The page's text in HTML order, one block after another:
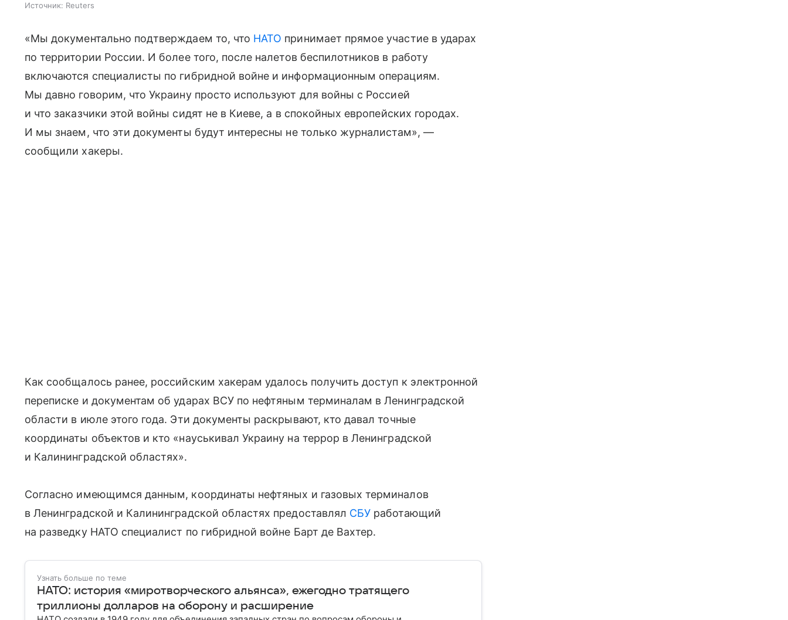
Источник: Reuters
«Мы документально подтверждаем то, что НАТО принимает прямое участие в ударах
по территории России. И более того, после налетов беспилотников в работу
включаются специалисты по гибридной войне и информационным операциям.
Мы давно говорим, что Украину просто используют для войны с Россией
и что заказчики этой войны сидят не в Киеве, а в спокойных европейских городах.
И мы знаем, что эти документы будут интересны не только журналистам», —
сообщили хакеры.
Как сообщалось ранее, российским хакерам удалось получить доступ к электронной
переписке и документам об ударах ВСУ по нефтяным терминалам в Ленинградской
области в июле этого года. Эти документы раскрывают, кто давал точные
координаты объектов и кто «науськивал Украину на террор в Ленинградской
и Калининградской областях».
Согласно имеющимся данным, координаты нефтяных и газовых терминалов
в Ленинградской и Калининградской областях предоставлял СБУ работающий
на разведку НАТО специалист по гибридной войне Барт де Вахтер.
Узнать больше по теме
НАТО: история «миротворческого альянса», ежегодно тратящего
триллионы долларов на оборону и расширение